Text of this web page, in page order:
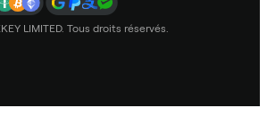
LIMITED. Tous droits réservés.